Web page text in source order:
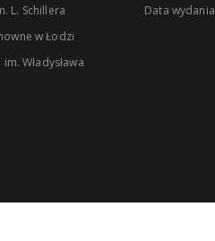
L. Schillera
w Łodzi
Władysława
Data wydania